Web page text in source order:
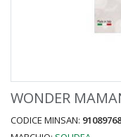
WONDER
CODICE MINSAN: